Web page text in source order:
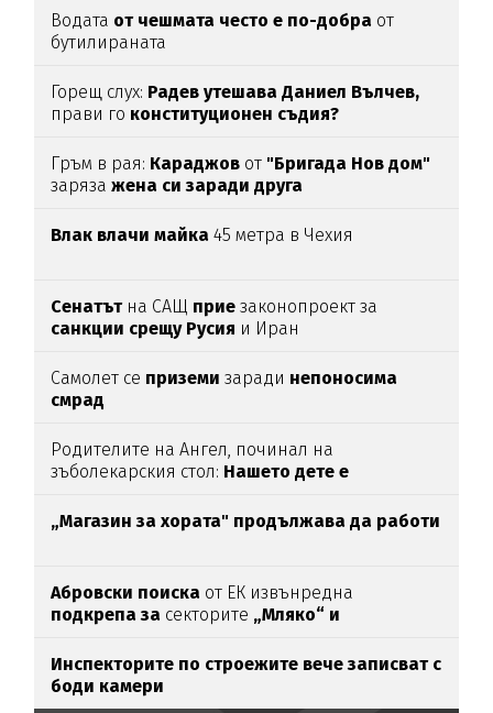
Водата от чешмата често е по-добра от
бутилираната
Горещ слух: Радев утешава Даниел Вълчев,
прави го конституционен съдия?
Гръм в рая: Караджов от "Бригада Нов дом"
зарязажена си заради друга
Влак влачи майка 45 метра в Чехия
Сенатътна САЩ прие законопроект за
санкции срещу Русия и Иран
Самолет се приземи заради непоносима
смрад
Родителите на Ангел, починал на
зъболекарския стол: Нашето дете е
антидотътнаупойката
„Магазин за хората" продължава да работи
Абровски поиска от ЕК извънредна
подкрепа за секторите „Мляко“ и
Инспекторите по строежите вече записват с
боди камери